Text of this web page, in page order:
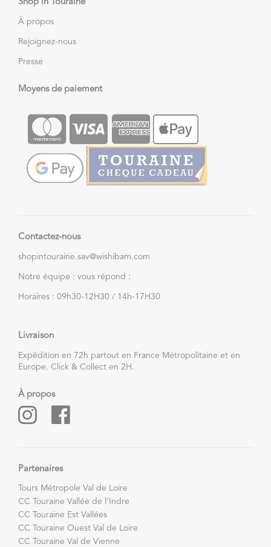
Shop in Touraine
À propos
Rejoignez-nous
Presse
Moyens de paiement
Contactez-nous
shopintouraine.sav@wishibam.com
Notre équipe : vous répond :
Horaires : 09h30-12H30 / 14h-17H30
Livraison
Expédition en 72h partout en France Métropolitaine et en
Europe. Click & Collect en 2H.
À propos
Partenaires
Tours Métropole Val de Loire
CC Touraine Vallée de l’Indre
CC Touraine Est Vallées
CC Touraine Ouest Val de Loire
CC Touraine Val de Vienne